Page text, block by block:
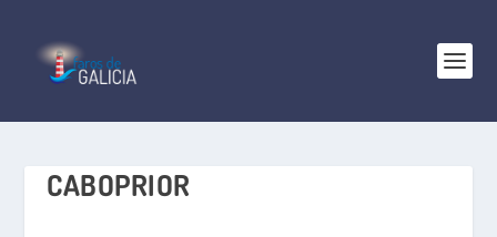
CABOPRIOR